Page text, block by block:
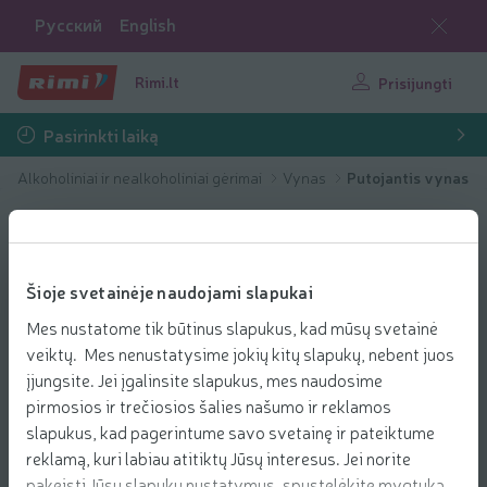
Šioje svetainėje naudojami slapukai
Mes nustatome tik būtinus slapukus, kad mūsų svetainė
veiktų. Mes nenustatysime jokių kitų slapukų, nebent juos
įjungsite. Jei įgalinsite slapukus, mes naudosime
pirmosios ir trečiosios šalies našumo ir reklamos
slapukus, kad pagerintume savo svetainę ir pateiktume
reklamą, kuri labiau atitiktų Jūsų interesus. Jei norite
Русский English
Rimi.lt Prisijungti
Pasirinkti laiką
Alkoholiniai ir nealkoholiniai gėrimai Vynas Putojantis vynas